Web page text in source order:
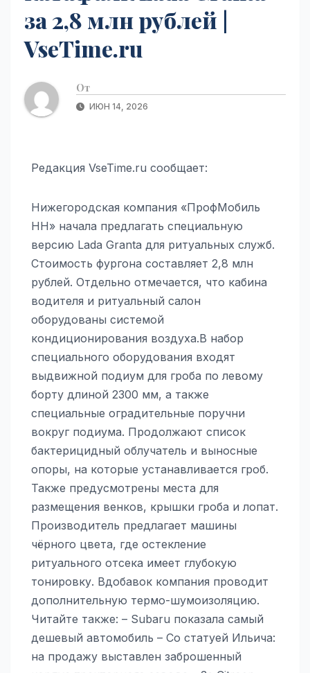
за 2,8 млн рублей |
VseTime.ru
От
ИЮН 14, 2026
Редакция VseTime.ru сообщает:
Нижегородская компания «ПрофМобиль
НН» начала предлагать специальную
версию Lada Granta для ритуальных служб.
Стоимость фургона составляет 2,8 млн
рублей. Отдельно отмечается, что кабина
водителя и ритуальный салон
оборудованы системой
кондиционирования воздуха.В набор
специального оборудования входят
выдвижной подиум для гроба по левому
борту длиной 2300 мм, а также
специальные оградительные поручни
вокруг подиума. Продолжают список
бактерицидный облучатель и выносные
опоры, на которые устанавливается гроб.
Также предусмотрены места для
размещения венков, крышки гроба и лопат.
Производитель предлагает машины
чёрного цвета, где остекление
ритуального отсека имеет глубокую
тонировку. Вдобавок компания проводит
дополнительную термо-шумоизоляцию.
Читайте также: – Subaru показала самый
дешевый автомобиль – Со статуей Ильича:
на продажу выставлен заброшенный